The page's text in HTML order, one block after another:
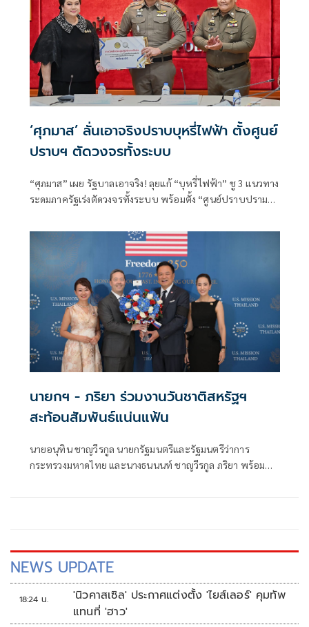
‘ศุภมาส’ ลั่นเอาจริงปราบบุหรี่ไฟฟ้า ตั้งศูนย์
ปราบฯ ตัดวงจรทั้งระบบ
“ศุภมาส” เผย รัฐบาลเอาจริง! ลุยแก้ “บุหรี่ไฟฟ้า” ชู 3 แนวทาง
ระดมภาครัฐเร่งตัดวงจรทั้งระบบ พร้อมตั้ง “ศูนย์ปราบปราม
นายกฯ - ภริยา ร่วมงานวันชาติสหรัฐฯ
สะท้อนสัมพันธ์แน่นแฟ้น
นายอนุทิน ชาญวีรกูล นายกรัฐมนตรีและรัฐมนตรีว่าการ
กระทรวงมหาดไทย และนางธนนนท์ ชาญวีรกูล ภริยา พร้อม
NEWS UPDATE
18:24 น.
'นิวคาสเซิล' ประกาศแต่งตั้ง 'ไยส์เลอร์' คุมทัพ
แทนที่ 'ฮาว'